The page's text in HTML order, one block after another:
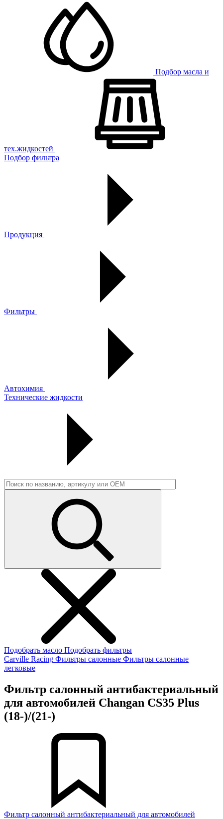
Подбор масла и
тех.жидкостей
Подбор фильтра
Продукция
Фильтры
Автохимия
Технические жидкости
Подобрать масло Подобрать фильтры
Carville Racing Фильтры салонные Фильтры салонные
легковые
Фильтр салонный антибактериальный
для автомобилей Changan CS35 Plus
(18-)/(21-)
Фильтр салонный антибактериальный для автомобилей